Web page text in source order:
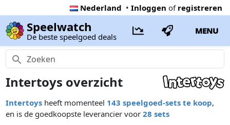
Nederland • Inloggen of registreren
Speelwatch
De beste speelgoed deals
MENU
Intertoys overzicht
Intertoys heeft momenteel 143 speelgoed-sets te koop,
en is de goedkoopste leverancier voor28 sets